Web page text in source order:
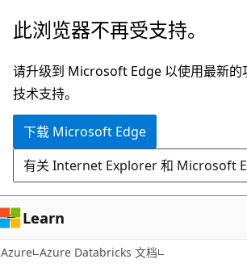
跳
主
要
内
此浏览器不再受支持。
请升级到 Microsoft Edge 以使用最新的
技术支持。
下载 Microsoft Edge
有关 Internet Explorer 和 Microsoft
Learn
Azure Azure Databricks 文档